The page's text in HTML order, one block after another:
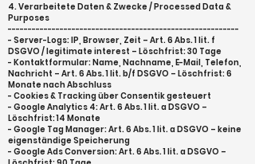
4. Verarbeitete Daten & Zwecke / Processed Data &
Purposes
----------------------------------------------------------
- Server-Logs: IP, Browser, Zeit – Art. 6 Abs. 1 lit. f
DSGVO / legitimate interest – Löschfrist: 30 Tage
- Kontaktformular: Name, Nachname, E-Mail, Telefon,
Nachricht – Art. 6 Abs. 1 lit. b/f DSGVO – Löschfrist: 6
Monate nach Abschluss
- Cookies & Tracking über Consentik gesteuert
- Google Analytics 4: Art. 6 Abs. 1 lit. a DSGVO –
Löschfrist: 14 Monate
- Google Tag Manager: Art. 6 Abs. 1 lit. a DSGVO – keine
eigenständige Speicherung
- Google Ads Conversion: Art. 6 Abs. 1 lit. a DSGVO –